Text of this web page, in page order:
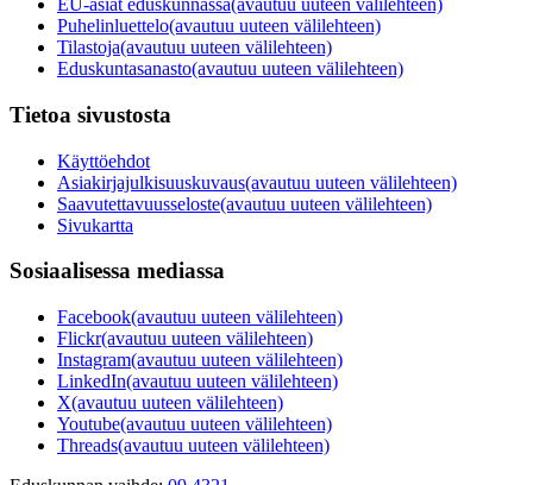
EU-asiat eduskunnassa(avautuu uuteen välilehteen)
Puhelinluettelo(avautuu uuteen välilehteen)
Tilastoja(avautuu uuteen välilehteen)
Eduskuntasanasto(avautuu uuteen välilehteen)
Tietoa sivustosta
Käyttöehdot
Asiakirjajulkisuuskuvaus(avautuu uuteen välilehteen)
Saavutettavuusseloste(avautuu uuteen välilehteen)
Sivukartta
Sosiaalisessa mediassa
Facebook(avautuu uuteen välilehteen)
Flickr(avautuu uuteen välilehteen)
Instagram(avautuu uuteen välilehteen)
LinkedIn(avautuu uuteen välilehteen)
X(avautuu uuteen välilehteen)
Youtube(avautuu uuteen välilehteen)
Threads(avautuu uuteen välilehteen)